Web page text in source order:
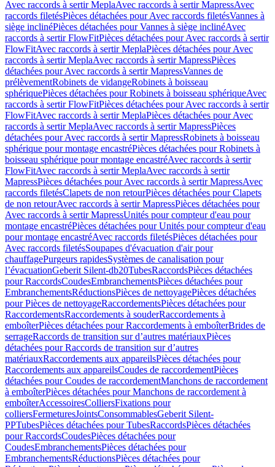
Avec raccords à sertir MeplaAvec raccords à sertir MapressAvec
raccords filetésPièces détachées pour Avec raccords filetésVannes à
siège inclinéPièces détachées pour Vannes à siège inclinéAvec
raccords à sertir FlowFitPièces détachées pour Avec raccords à sertir
FlowFitAvec raccords à sertir MeplaPièces détachées pour Avec
raccords à sertir MeplaAvec raccords à sertir MapressPièces
détachées pour Avec raccords à sertir MapressVannes de
prélèvementRobinets de vidangeRobinets à boisseau
sphériquePièces détachées pour Robinets à boisseau sphériqueAvec
raccords à sertir FlowFitPièces détachées pour Avec raccords à sertir
FlowFitAvec raccords à sertir MeplaPièces détachées pour Avec
raccords à sertir MeplaAvec raccords à sertir MapressPièces
détachées pour Avec raccords à sertir MapressRobinets à boisseau
sphérique pour montage encastréPièces détachées pour Robinets à
boisseau sphérique pour montage encastréAvec raccords à sertir
FlowFitAvec raccords à sertir MeplaAvec raccords à sertir
MapressPièces détachées pour Avec raccords à sertir MapressAvec
raccords filetésClapets de non retourPièces détachées pour Clapets
de non retourAvec raccords à sertir MapressPièces détachées pour
Avec raccords à sertir MapressUnités pour compteur d'eau pour
montage encastréPièces détachées pour Unités pour compteur d'eau
pour montage encastréAvec raccords filetésPièces détachées pour
Avec raccords filetésSoupapes d'évacuation d'air pour
chauffagePurgeurs rapidesSystèmes de canalisation pour
l’évacuationGeberit Silent-db20TubesRaccordsPièces détachées
pour RaccordsCoudesEmbranchementsPièces détachées pour
EmbranchementsRéductionsPièces de nettoyagePièces détachées
pour Pièces de nettoyageRaccordementsPièces détachées pour
RaccordementsRaccordements à souderRaccordements à
emboîterPièces détachées pour Raccordements à emboîterBrides de
serrageRaccords de transition sur d’autres matériauxPièces
détachées pour Raccords de transition sur d’autres
matériauxRaccordements aux appareilsPièces détachées pour
Raccordements aux appareilsCoudes de raccordementPièces
détachées pour Coudes de raccordementManchons de raccordement
à emboîterPièces détachées pour Manchons de raccordement à
emboîterAccessoiresColliersFixations pour
colliersFermeturesJointsConsommablesGeberit Silent-
PPTubesPièces détachées pour TubesRaccordsPièces détachées
pour RaccordsCoudesPièces détachées pour
CoudesEmbranchementsPièces détachées pour
EmbranchementsRéductionsPièces détachées pour